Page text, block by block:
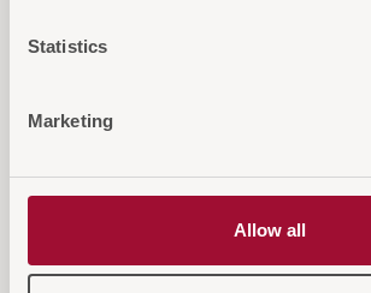
Statistics
Marketing
Allow all